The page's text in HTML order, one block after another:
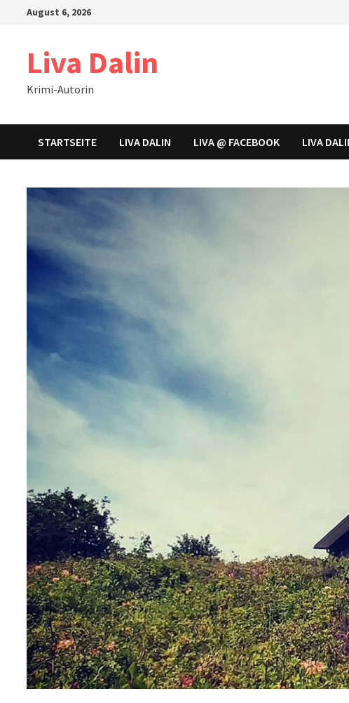
August 6, 2026
Liva Dalin
Krimi-Autorin
STARTSEITE LIVA DALIN LIVA @ FACEBOOK LIVA